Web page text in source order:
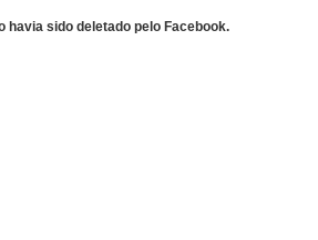
havia sido deletado pelo Facebook.